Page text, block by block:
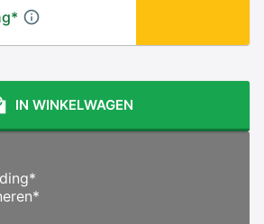
*
IN WINKELWAGEN
*
*